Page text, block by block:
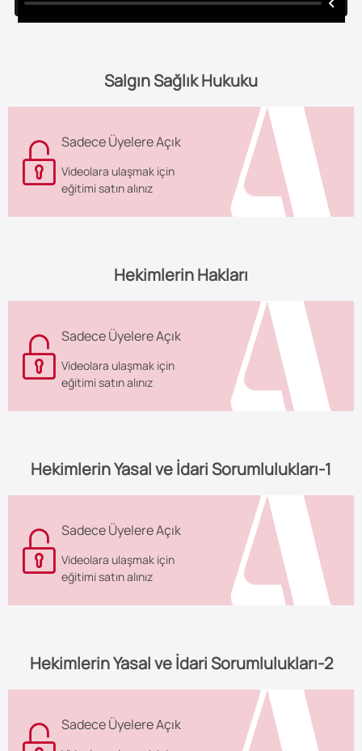
Salgın Sağlık Hukuku
Sadece Üyelere Açık
Videolara ulaşmak için
eğitimi satın alınız
Hekimlerin Hakları
Sadece Üyelere Açık
Videolara ulaşmak için
eğitimi satın alınız
Hekimlerin Yasal ve İdari Sorumlulukları-1
Sadece Üyelere Açık
Videolara ulaşmak için
eğitimi satın alınız
Hekimlerin Yasal ve İdari Sorumlulukları-2
Sadece Üyelere Açık